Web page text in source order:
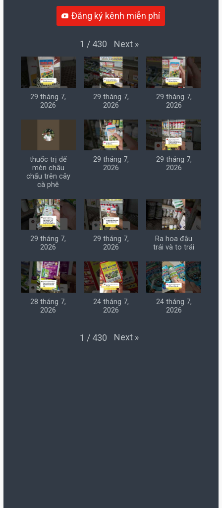
Đăng ký kênh miễn phí
1 / 430 Next »
29 tháng 7,
2026
29 tháng 7,
2026
29 tháng 7,
2026
thuốc trị dế
mèn châu
chấu trên cây
cà phê
29 tháng 7,
2026
29 tháng 7,
2026
29 tháng 7,
2026
29 tháng 7,
2026
Ra hoa đậu
trái và to trái
28 tháng 7,
2026
24 tháng 7,
2026
24 tháng 7,
2026
1 / 430 Next »